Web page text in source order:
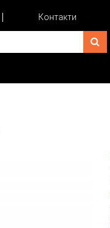
Контакти